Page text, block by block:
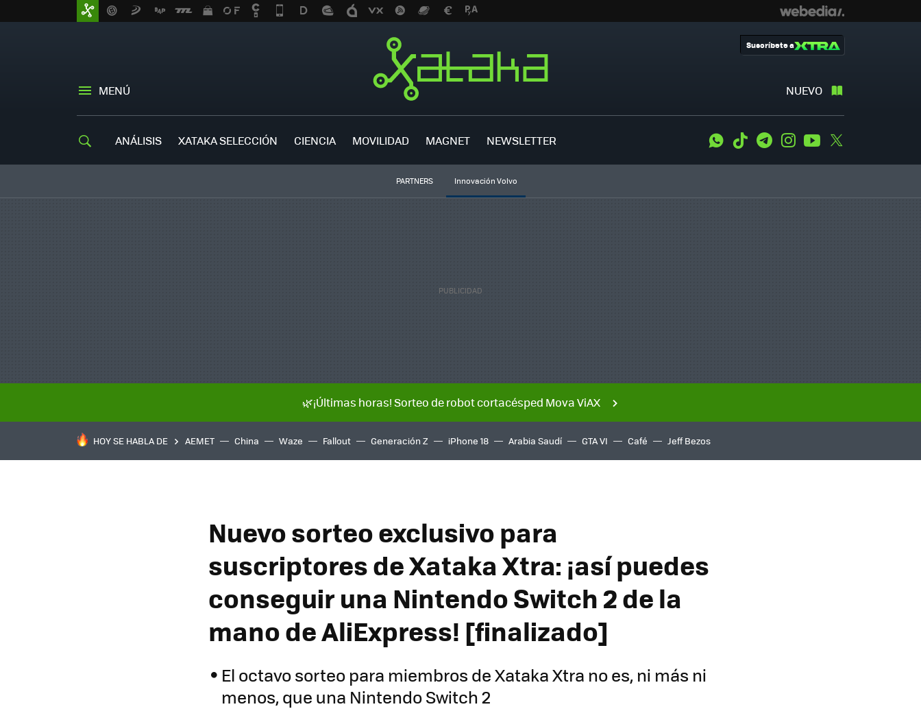
MENÚ NUEVO
Suscríbete a
ANÁLISIS XATAKA SELECCIÓN CIENCIA MOVILIDAD MAGNET NEWSLETTER WhatsApp
Tiktok TelegramInstagramYoutube
PARTNERS Innovación Volvo
🌿¡Últimas horas! Sorteo de robot cortacésped Mova ViAX
HOY SE HABLA DE AEMET China Waze Fallout Generación Z iPhone 18 Arabia Saudí GTA VI Café Jeff Bezos
Nuevo sorteo exclusivo para
suscriptores de Xataka Xtra: ¡así puedes
conseguir una Nintendo Switch 2 de la
mano de AliExpress! [finalizado]
El octavo sorteo para miembros de Xataka Xtra no es, ni más ni
menos, que una Nintendo Switch 2